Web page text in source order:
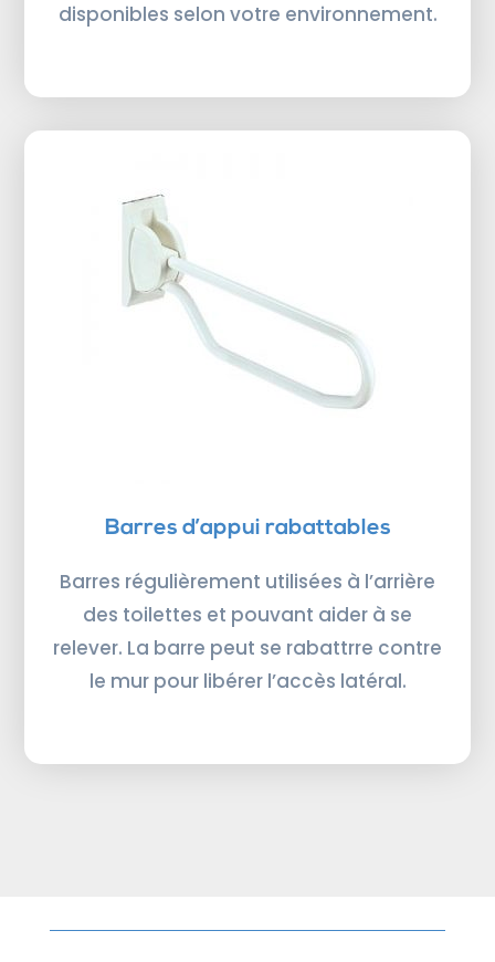
disponibles selon votre environnement.
Barres d’appui rabattables
Barres régulièrement utilisées à l’arrière
des toilettes et pouvant aider à se
relever. La barre peut se rabattrre contre
le mur pour libérer l’accès latéral.